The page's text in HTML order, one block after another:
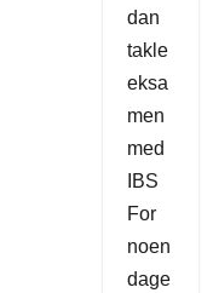
dan
takle
eksa
men
med
IBS
For
noen
dage